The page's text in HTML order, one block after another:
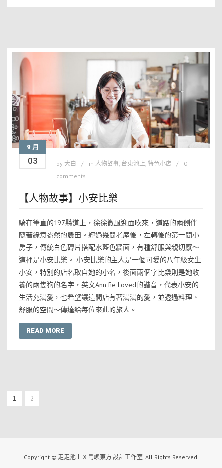
9 月
03 by 大白 in 人物故事, 台東池上, 特色小店
0
comments
【人物故事】小安比樂
騎在筆直的197縣道上，徐徐微風迎面吹來，道路的兩側伴
隨著綠意盎然的農田。經過幾間老屋後，左轉後的第一間小
房子，傳統白色磚片搭配水藍色牆面，有種舒服與親切感～
這裡是小安比樂。 小安比樂的主人是一個可愛的八年級女生
小安，特別的店名取自她的小名，後面兩個字比樂則是她收
養的兩隻狗的名字，英文Ann Be Loved的諧音，代表小安的
生活充滿愛，也希望讓這間店有著滿滿的愛，並透過料理、
舒服的空間～傳達給每位來此的旅人。
READ MORE
1 2
Copyright © 走走池上Ｘ島嶼東方 設計工作室. All Rights Reserved.